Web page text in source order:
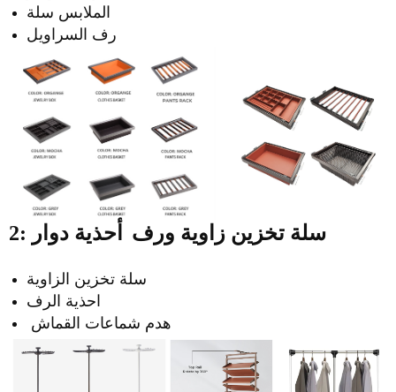
الملابس سلة
رف السراويل
2: سلة تخزين زاوية ورف أحذية دوار
سلة تخزين الزاوية
احذية الرف
هدم شماعات القماش